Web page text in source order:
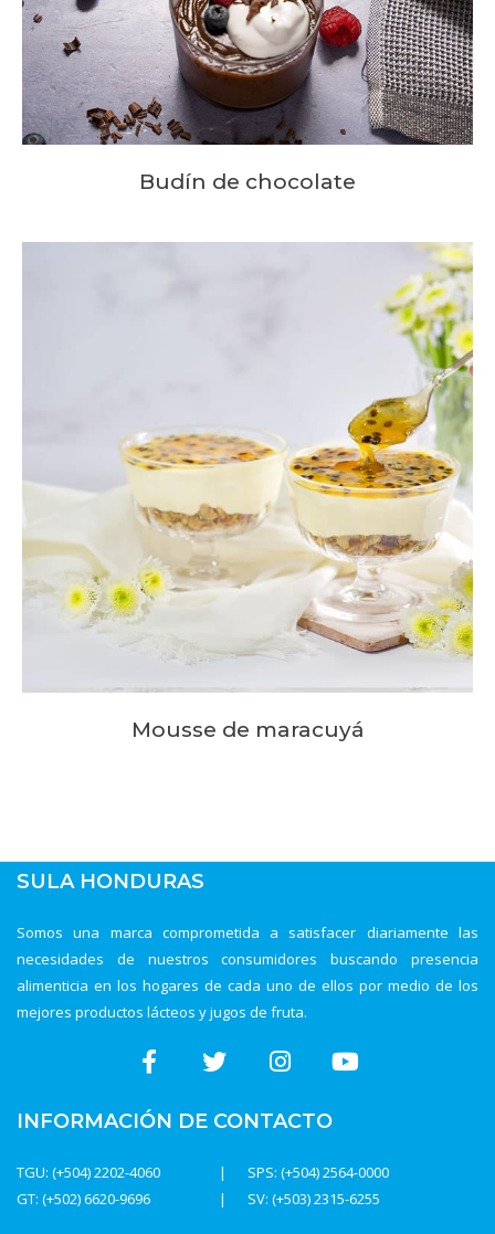
Budín de chocolate
Mousse de maracuyá
SULA HONDURAS
Somos una marca comprometida a satisfacer diariamente las
necesidades de nuestros consumidores buscando presencia
alimenticia en los hogares de cada uno de ellos por medio de los
mejores productos lácteos y jugos de fruta.
INFORMACIÓN DE CONTACTO
TGU: (+504) 2202-4060
SPS: (+504) 2564-0000
SV: (+503) 2315-6255
GT: (+502) 6620-9696